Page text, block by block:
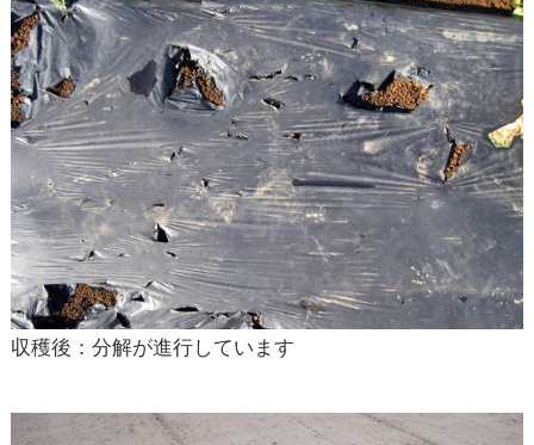
収穫後：分解が進行しています